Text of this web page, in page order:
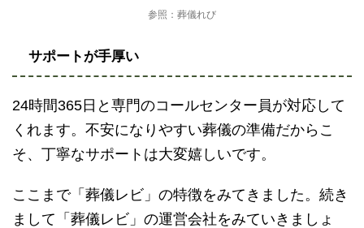
参照：葬儀れび
サポートが手厚い
24時間365日と専門のコールセンター員が対応して
くれます。不安になりやすい葬儀の準備だからこ
そ、丁寧なサポートは大変嬉しいです。
ここまで「葬儀レビ」の特徴をみてきました。続き
まして「葬儀レビ」の運営会社をみていきましょ